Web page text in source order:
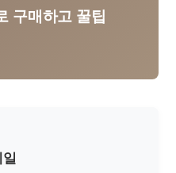
구매하고 꿀팁